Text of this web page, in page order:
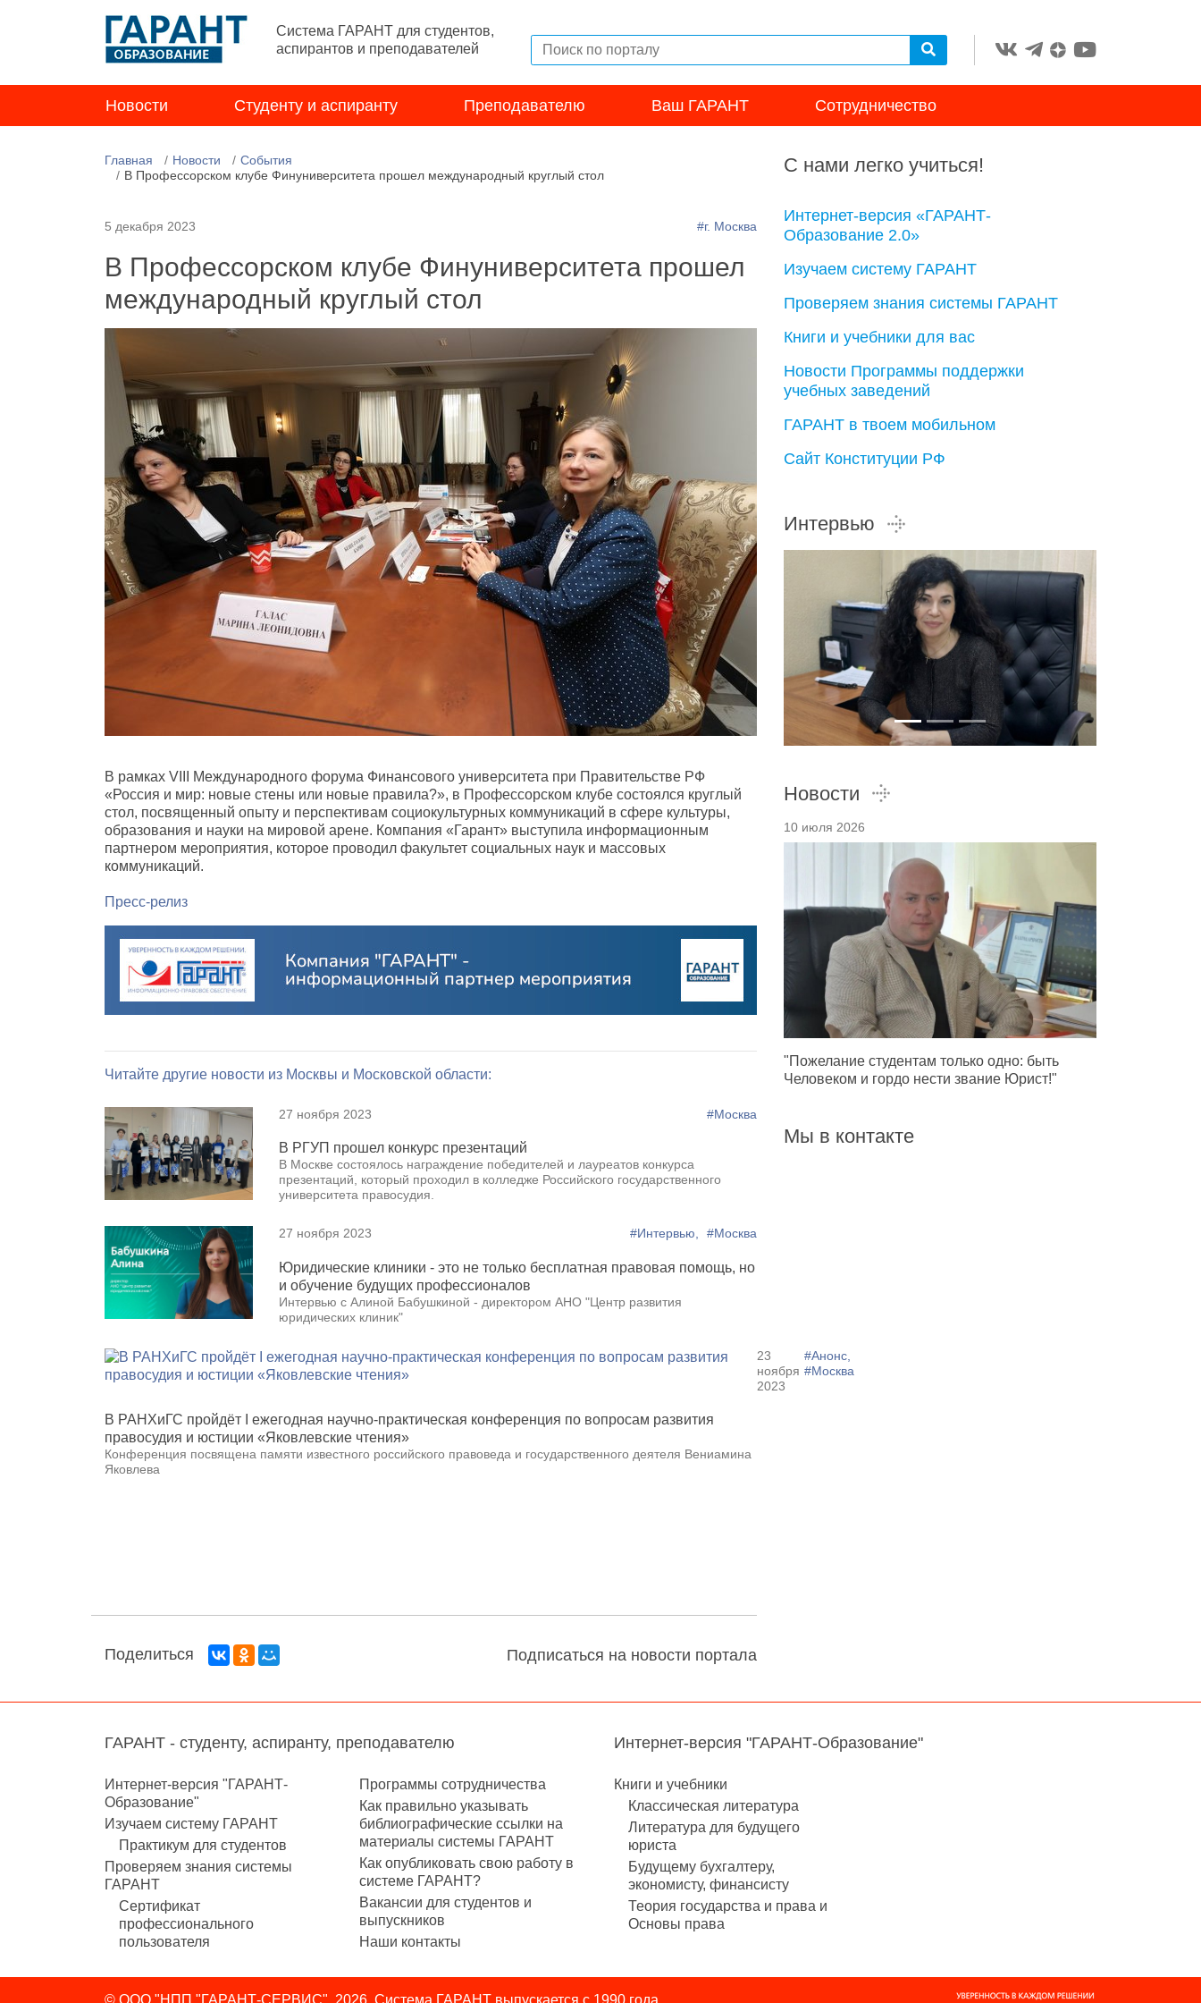
Система ГАРАНТ для студентов,
аспирантов и преподавателей
Новости Студенту и аспиранту Преподавателю Ваш ГАРАНТ Сотрудничество
Главная Новости
События
В Профессорском клубе Финуниверситета прошел международный круглый стол
5 декабря 2023 #г. Москва
В Профессорском клубе Финуниверситета прошел
международный круглый стол
В рамках VIII Международного форума Финансового университета при Правительстве РФ
«Россия и мир: новые стены или новые правила?», в Профессорском клубе состоялся круглый
стол, посвященный опыту и перспективам социокультурных коммуникаций в сфере культуры,
образования и науки на мировой арене. Компания «Гарант» выступила информационным
партнером мероприятия, которое проводил факультет социальных наук и массовых
коммуникаций.
Пресс-релиз
Читайте другие новости из Москвы и Московской области:
27 ноября 2023 #Москва
В РГУП прошел конкурс презентаций
В Москве состоялось награждение победителей и лауреатов конкурса
презентаций, который проходил в колледже Российского государственного
университета правосудия.
27 ноября 2023 #Интервью, #Москва
Юридические клиники - это не только бесплатная правовая помощь, но
и обучение будущих профессионалов
Интервью с Алиной Бабушкиной - директором АНО "Центр развития
юридических клиник"
23
ноября
2023
#Анонс,
#Москва
В РАНХиГС пройдёт I ежегодная научно-практическая конференция по вопросам развития
правосудия и юстиции «Яковлевские чтения»
Конференция посвящена памяти известного российского правоведа и государственного деятеля Вениамина
Яковлева
Поделиться Подписаться на новости портала
С нами легко учиться!
Интернет-версия «ГАРАНТ-
Образование 2.0»
Изучаем систему ГАРАНТ
Проверяем знания системы ГАРАНТ
Книги и учебники для вас
Новости Программы поддержки
учебных заведений
ГАРАНТ в твоем мобильном
Сайт Конституции РФ
Интервью
Новости
10 июля 2026
"Пожелание студентам только одно: быть
Человеком и гордо нести звание Юрист!"
Мы в контакте
ГАРАНТ - студенту, аспиранту, преподавателю
Интернет-версия "ГАРАНТ-
Образование"
Изучаем систему ГАРАНТ
Практикум для студентов
Проверяем знания системы
ГАРАНТ
Сертификат
профессионального
пользователя
Программы сотрудничества
Как правильно указывать
библиографические ссылки на
материалы системы ГАРАНТ
Как опубликовать свою работу в
системе ГАРАНТ?
Вакансии для студентов и
выпускников
Наши контакты
Интернет-версия "ГАРАНТ-Образование"
Книги и учебники
Классическая литература
Литература для будущего
юриста
Будущему бухгалтеру,
экономисту, финансисту
Теория государства и права и
Основы права
© ООО "НПП "ГАРАНТ-СЕРВИС", 2026. Система ГАРАНТ выпускается с 1990 года.